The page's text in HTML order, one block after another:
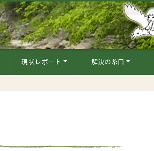
現状レポート 解決の糸口